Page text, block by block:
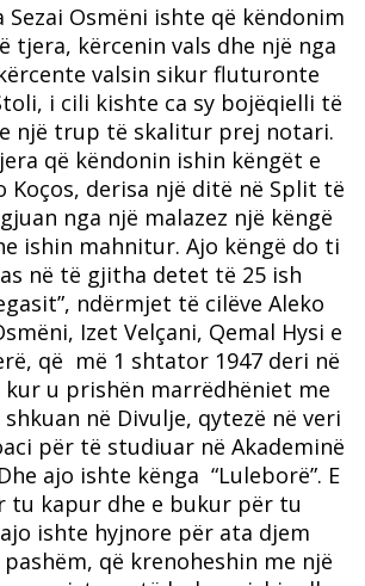
Sezai Osmëni ishte që këndonim
tjera, kërcenin vals dhe një nga
valsin sikur fluturonte
i cili kishte ca sy bojëqielli të
një trup të skalitur prej notari.
që këndonin ishin këngët e
Koços, derisa një ditë në Split të
nga një malazez një këngë
ishin mahnitur. Ajo këngë do ti
në të gjitha detet të 25 ish
ndërmjet të cilëve Aleko
Izet Velçani, Qemal Hysi e
që më 1 shtator 1947 deri në
kur u prishën marrëdhëniet me
shkuan në Divulje, qytezë në veri
për të studiuar në Akademinë
ajo ishte kënga “Luleborë”. E
tu kapur dhe e bukur për tu
ishte hyjnore për ata djem
që krenoheshin me një